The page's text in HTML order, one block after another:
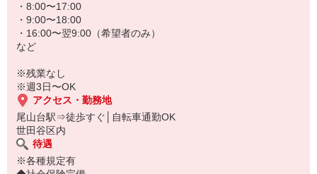
・8:00〜17:00
・9:00〜18:00
・16:00〜翌9:00（希望者のみ）
など
※残業なし
※週3日〜OK
アクセス・勤務地
尾山台駅⇒徒歩すぐ│自転車通勤OK
世田谷区内
待遇
※各種規定有